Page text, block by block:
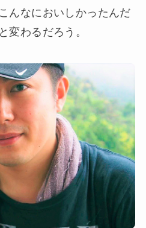
んなにおいしかったんだ
変わるだろう。